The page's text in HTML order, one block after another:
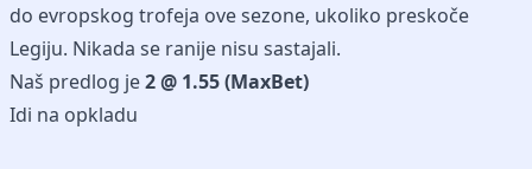
do evropskog trofeja ove sezone, ukoliko preskoče
Legiju. Nikada se ranije nisu sastajali.
Naš predlog je2 @ 1.55 (MaxBet)
Idi na opkladu